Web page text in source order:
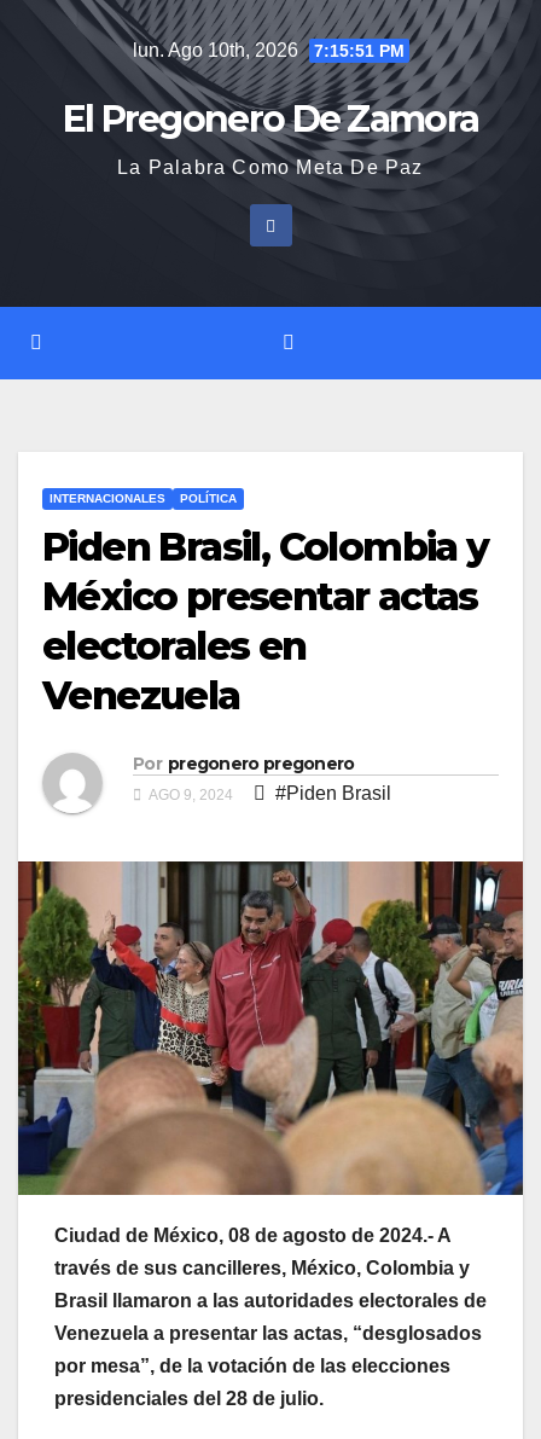
lun. Ago 10th, 2026 7:15:51 PM
El Pregonero De Zamora
La Palabra Como Meta De Paz
INTERNACIONALES POLÍTICA
Piden Brasil, Colombia y
México presentar actas
electorales en
Venezuela
Por pregonero pregonero
AGO 9, 2024 #Piden Brasil
Ciudad de México, 08 de agosto de 2024.- A
través de sus cancilleres, México, Colombia y
Brasil llamaron a las autoridades electorales de
Venezuela a presentar las actas, “desglosados
por mesa”, de la votación de las elecciones
presidenciales del 28 de julio.